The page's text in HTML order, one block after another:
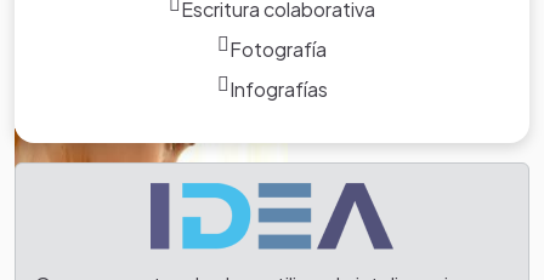
Escritura colaborativa
Fotografía
Infografías